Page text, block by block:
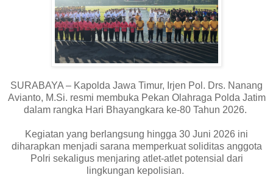
SURABAYA – Kapolda Jawa Timur, Irjen Pol. Drs. Nanang
Avianto, M.Si. resmi membuka Pekan Olahraga Polda Jatim
dalam rangka Hari Bhayangkara ke-80 Tahun 2026.
Kegiatan yang berlangsung hingga 30 Juni 2026 ini
diharapkan menjadi sarana memperkuat soliditas anggota
Polri sekaligus menjaring atlet-atlet potensial dari
lingkungan kepolisian.